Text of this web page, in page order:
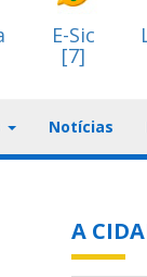
E-Sic
[7]
Notícias
A